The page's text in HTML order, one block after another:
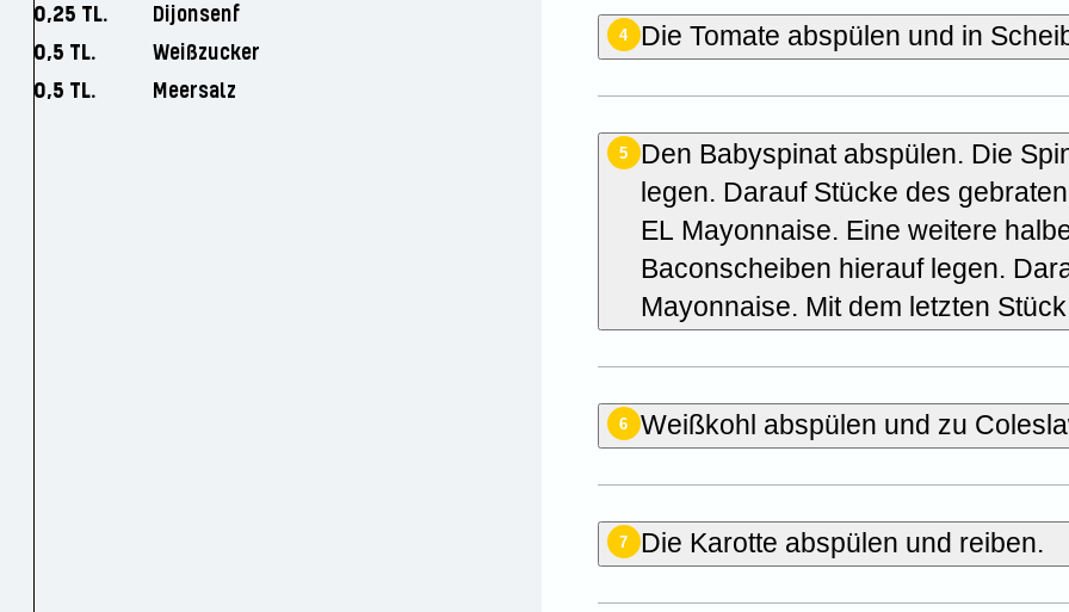
0,25 TL.
Dijonsenf
0,5 TL.
Weißzucker
0,5 TL.
Meersalz
4 Die Tomate abspülen und in
5
Den Babyspinat abspülen. Die
legen. Darauf Stücke des
EL Mayonnaise. Eine weitere
Baconscheiben hierauf legen.
Mayonnaise. Mit dem letzten
6 Weißkohl abspülen und zu
7 Die Karotte abspülen und reiben.